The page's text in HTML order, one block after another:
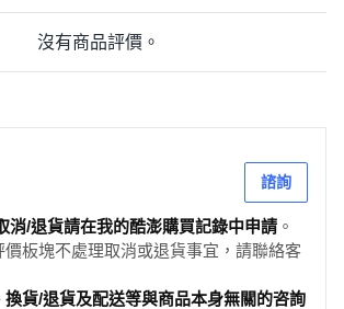
沒有商品評價。
諮詢
消/退貨請在我的酷澎購買記錄中申請 。
價板塊不處理取消或退貨事宜，請聯絡客
換貨/退貨及配送等與商品本身無關的咨詢